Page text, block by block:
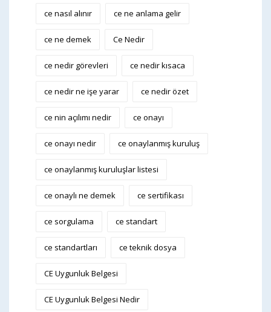
ce nasıl alınır ce ne anlama gelir
ce ne demek Ce Nedir
ce nedir görevleri ce nedir kısaca
ce nedir ne işe yarar ce nedir özet
ce nin açılımı nedir ce onayı
ce onayı nedir ce onaylanmış kuruluş
ce onaylanmış kuruluşlar listesi
ce onaylı ne demek ce sertifikası
ce sorgulama ce standart
ce standartları ce teknik dosya
CE Uygunluk Belgesi
CE Uygunluk Belgesi Nedir